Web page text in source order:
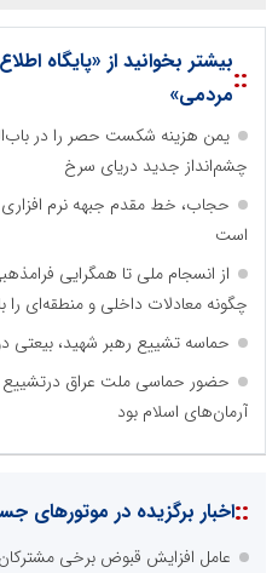
::بیشتر بخوانید از «پایگاه
مردمی»
یمن هزینه شکست حصر را در
چشم‌انداز جدید دریای سرخ
حجاب، خط مقدم جبهه نرم افزاری
است
از انسجام ملی تا همگرایی
چگونه معادلات داخلی و منطقه‌ای را
حماسه تشییع رهبر شهید، بیعتی
حضور حماسی ملت عراق درتشییع
آرمان‌های اسلام بود
::اخبار برگزیده در موتورهای
عامل افزایش قبوض برخی